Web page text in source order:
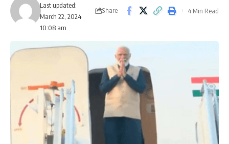
Last updated:
March 22, 2024
10:08 am
Share 4 Min Read